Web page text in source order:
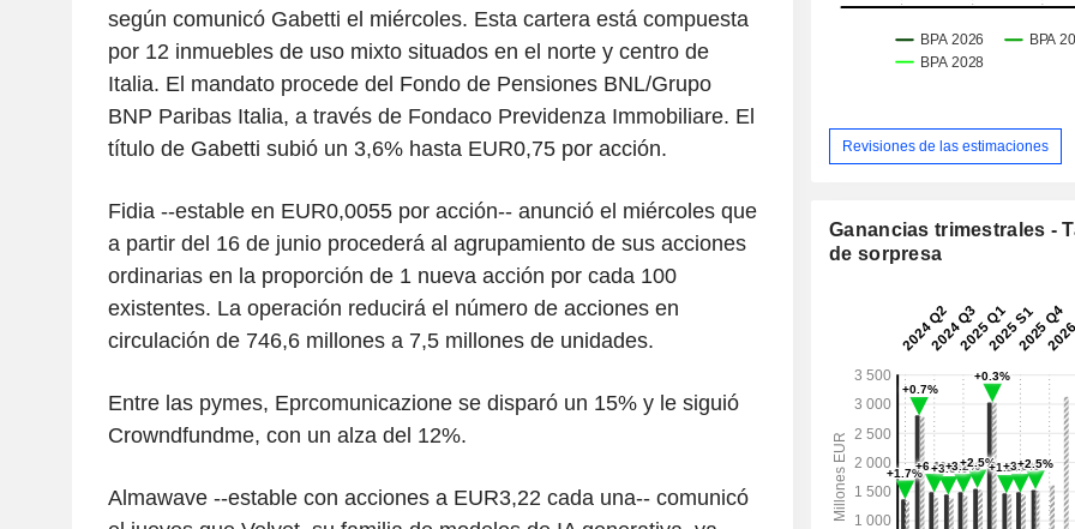
según comunicó Gabetti el miércoles. Esta cartera está compuesta
por 12 inmuebles de uso mixto situados en el norte y centro de
Italia. El mandato procede del Fondo de Pensiones BNL/Grupo
BNP Paribas Italia, a través de Fondaco Previdenza Immobiliare. El
título de Gabetti subió un 3,6% hasta EUR0,75 por acción.
Fidia --estable en EUR0,0055 por acción-- anunció el miércoles que
a partir del 16 de junio procederá al agrupamiento de sus acciones
ordinarias en la proporción de 1 nueva acción por cada 100
existentes. La operación reducirá el número de acciones en
circulación de 746,6 millones a 7,5 millones de unidades.
Entre las pymes, Eprcomunicazione se disparó un 15% y le siguió
Crowndfundme, con un alza del 12%.
Almawave --estable con acciones a EUR3,22 cada una-- comunicó
Revisiones de las estimaciones
Ganancias trimestrales -
de sorpresa